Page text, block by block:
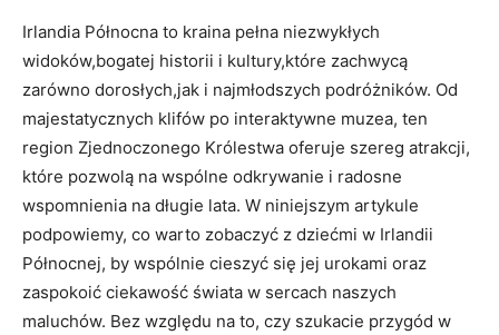
Irlandia Północna to kraina pełna niezwykłych
widoków,bogatej historii i kultury,które zachwycą
zarówno dorosłych,jak i najmłodszych podróżników. Od
majestatycznych klifów po interaktywne muzea, ten
region Zjednoczonego Królestwa oferuje szereg atrakcji,
które pozwolą na wspólne odkrywanie i radosne
wspomnienia na długie lata. W niniejszym artykule
podpowiemy, co warto zobaczyć z dziećmi w Irlandii
Północnej, by wspólnie cieszyć się jej urokami oraz
zaspokoić ciekawość świata w sercach naszych
maluchów. Bez względu na to, czy szukacie przygód w